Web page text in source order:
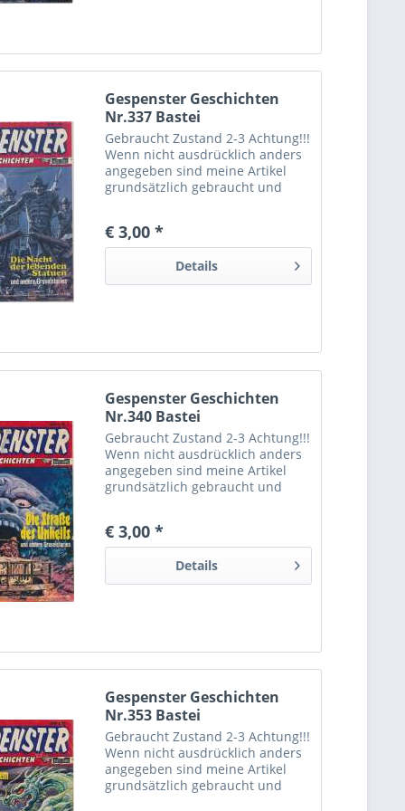
Gespenster Geschichten
Nr.337 Bastei
Gebraucht Zustand 2-3 Achtung!!!
Wenn nicht ausdrücklich anders
angegeben sind meine Artikel
grundsätzlich gebraucht und
Trotzdem bin ich ständig bemüht
die Artikel nach bestem Wissen
€ 3,00 *
Details
Gespenster Geschichten
Nr.340 Bastei
Gebraucht Zustand 2-3 Achtung!!!
Wenn nicht ausdrücklich anders
angegeben sind meine Artikel
grundsätzlich gebraucht und
Trotzdem bin ich ständig bemüht
die Artikel nach bestem Wissen
€ 3,00 *
Details
Gespenster Geschichten
Nr.353 Bastei
Gebraucht Zustand 2-3 Achtung!!!
Wenn nicht ausdrücklich anders
angegeben sind meine Artikel
grundsätzlich gebraucht und